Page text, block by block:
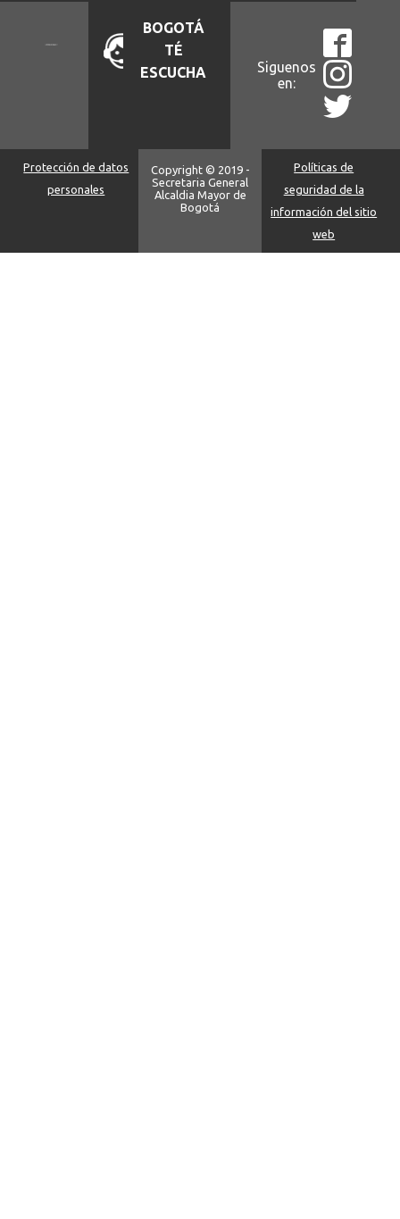
BOGOTÁ
TÉ
ESCUCHA
Siguenos
en:
Protección de datos
personales
Copyright © 2019 -
Secretaria General
Alcaldia Mayor de
Bogotá
Políticas de
seguridad de la
información del sitio
web